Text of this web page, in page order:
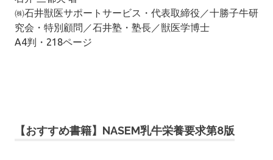
㈱石井獣医サポートサービス・代表取締役／十勝子牛研
究会・特別顧問／石井塾・塾長／獣医学博士
A4判・218ページ
【おすすめ書籍】NASEM乳牛栄養要求第8版